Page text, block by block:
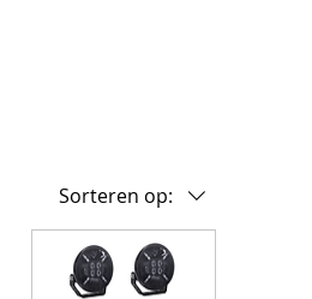
Sorteren op: